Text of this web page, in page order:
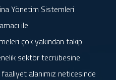
Yönetim Sistemleri
ile
çok yakından takip
sektör tecrübesine
alanımız neticesinde